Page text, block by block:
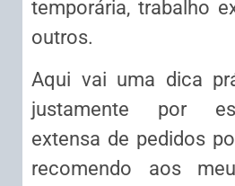
temporária, trabalho
outros.
Aqui vai uma dica
justamente por
extensa de pedidos
recomendo aos